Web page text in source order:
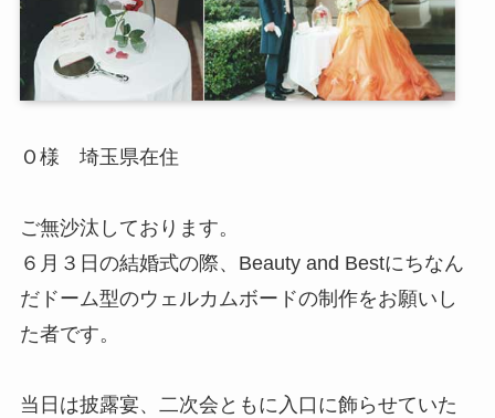
Ｏ様 埼玉県在住
ご無沙汰しております。
６月３日の結婚式の際、Beauty and Bestにちなん
だドーム型のウェルカムボードの制作をお願いし
た者です。
当日は披露宴、二次会ともに入口に飾らせていた